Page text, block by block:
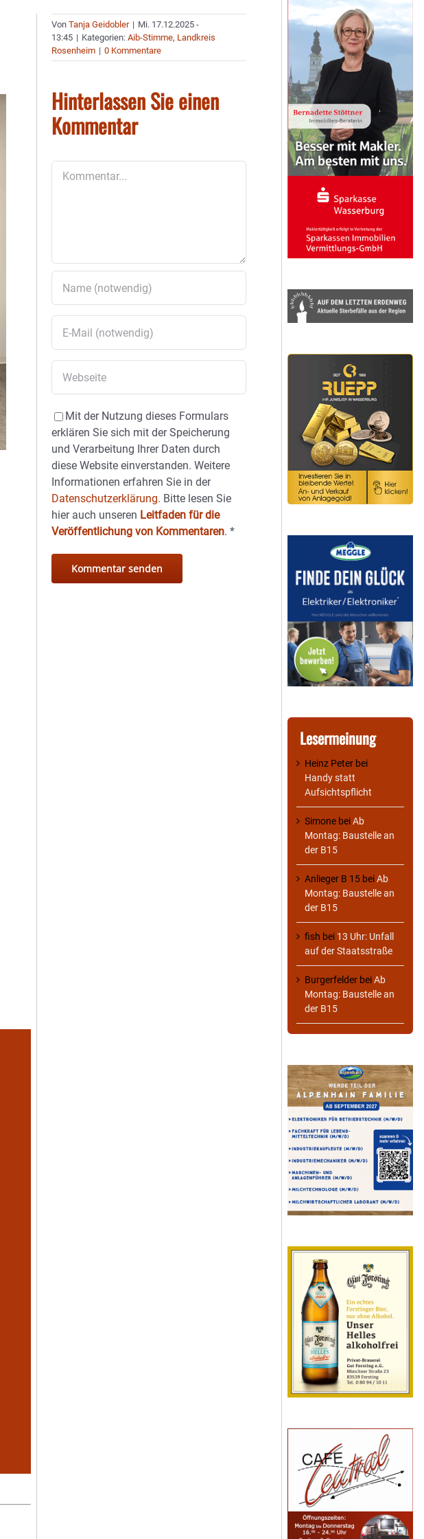
VonTanja Geidobler | Mi. 17.12.2025 -
13:45 | Kategorien:Aib-Stimme, Landkreis
Rosenheim | 0 Kommentare
Hinterlassen Sie einen
Kommentar
Mit der Nutzung dieses Formulars
erklären Sie sich mit der Speicherung
und Verarbeitung Ihrer Daten durch
diese Website einverstanden. Weitere
Informationen erfahren Sie in der
Datenschutzerklärung. Bitte lesen Sie
hier auch unseren Leitfaden für die
Veröffentlichung von Kommentaren.*
Lesermeinung
Heinz Peter bei
Handy statt
Aufsichtspflicht
Simone beiAb
Montag: Baustelle an
der B15
Anlieger B 15 beiAb
Montag: Baustelle an
der B15
fish bei 13 Uhr: Unfall
auf der Staatsstraße
Burgerfelder beiAb
Montag: Baustelle an
der B15